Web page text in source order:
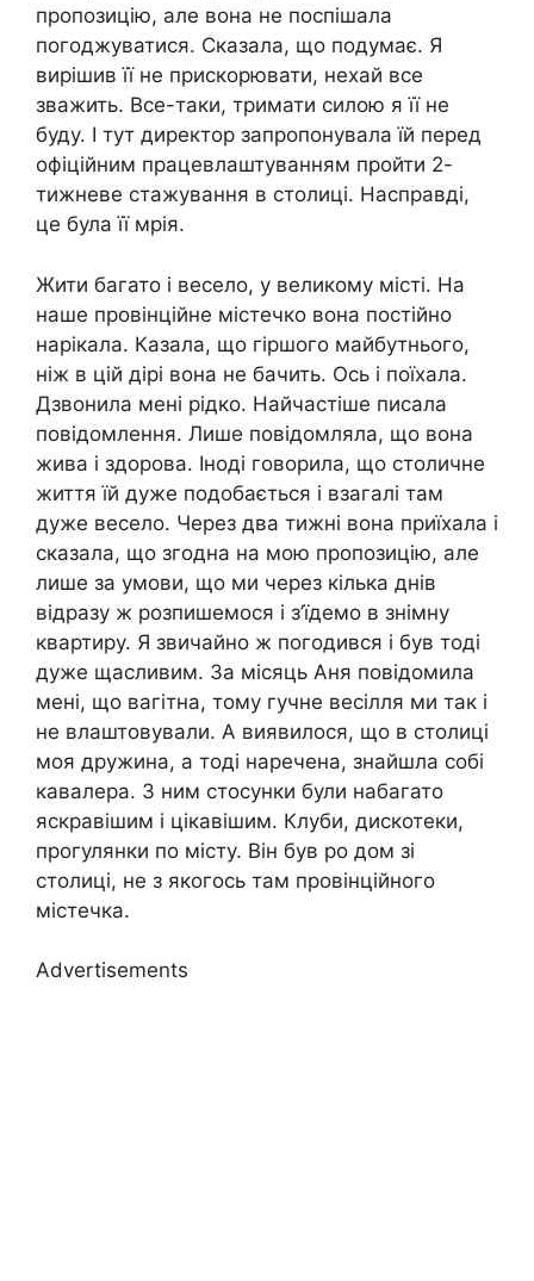
пропозицію, але вона не поспішала
погоджуватися. Сказала, що подумає. Я
вирішив її не прискорювати, нехай все
зважить. Все-таки, тримати силою я її не
буду. І тут директор запропонувала їй перед
офіційним працевлаштуванням пройти 2-
тижневе стажування в столиці. Насправді,
це була її мрія.
Жити багато і весело, у великому місті. На
наше провінційне містечко вона постійно
нарікала. Казала, що гіршого майбутнього,
ніж в цій дірі вона не бачить. Ось і поїхала.
Дзвонила мені рідко. Найчастіше писала
повідомлення. Лише повідомляла, що вона
жива і здорова. Іноді говорила, що столичне
життя їй дуже подобається і взагалі там
дуже весело. Через два тижні вона приїхала і
сказала, що згодна на мою пропозицію, але
лише за умови, що ми через кілька днів
відразу ж розпишемося і з’їдемо в знімну
квартиру. Я звичайно ж погодився і був тоді
дуже щасливим. За місяць Аня повідомила
мені, що вагітна, тому гучне весілля ми так і
не влаштовували. А виявилося, що в столиці
моя дружина, а тоді наречена, знайшла собі
кавалера. З ним стосунки були набагато
яскравішим і цікавішим. Клуби, дискотеки,
прогулянки по місту. Він був ро дом зі
столиці, не з якогось там провінційного
містечка.
Advertisements